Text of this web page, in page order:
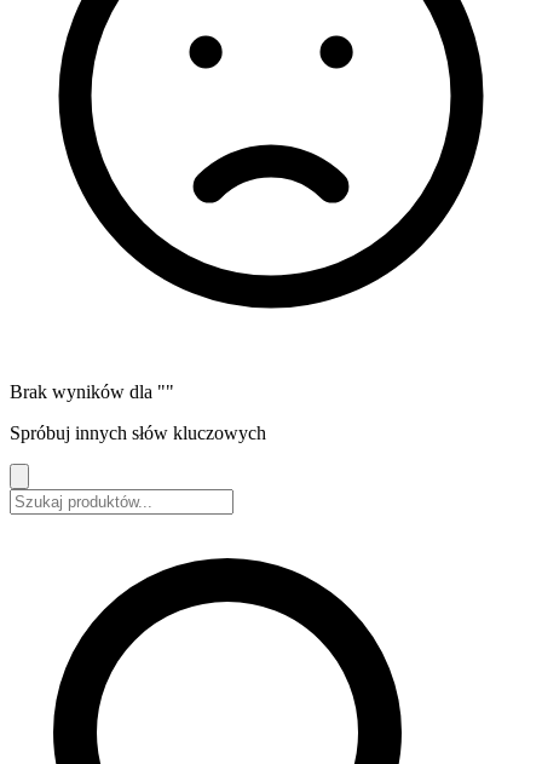
Brak wyników dla ""
Spróbuj innych słów kluczowych